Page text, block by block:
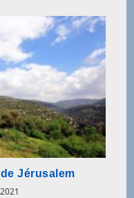
Jérusalem